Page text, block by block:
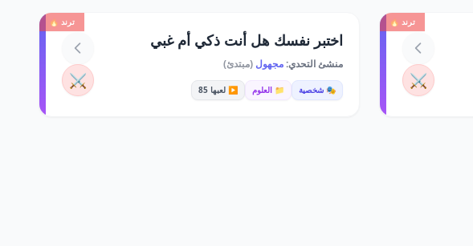
ترند 🔥
⚔️
ترند 🔥
اختبر نفسك هل أنت ذكي أم غبي
منشئ التحدي:مجهول (مبتدئ)
🎭 شخصية 📁 العلوم ▶️ لعبها 85 ⚔️